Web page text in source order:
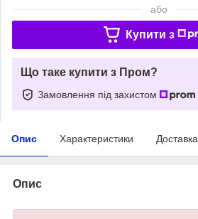
або
Купити з
Що таке купити з Пром?
Замовлення під захистом
Опис Характеристики Доставка
Опис